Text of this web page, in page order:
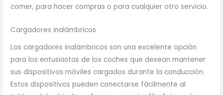
comer, para hacer compras o para cualquier otro servicio.
Cargadores inalámbricos
Los cargadores inalámbricos son una excelente opción
para los entusiastas de los coches que desean mantener
sus dispositivos móviles cargados durante la conducción.
Estos dispositivos pueden conectarse fácilmente al